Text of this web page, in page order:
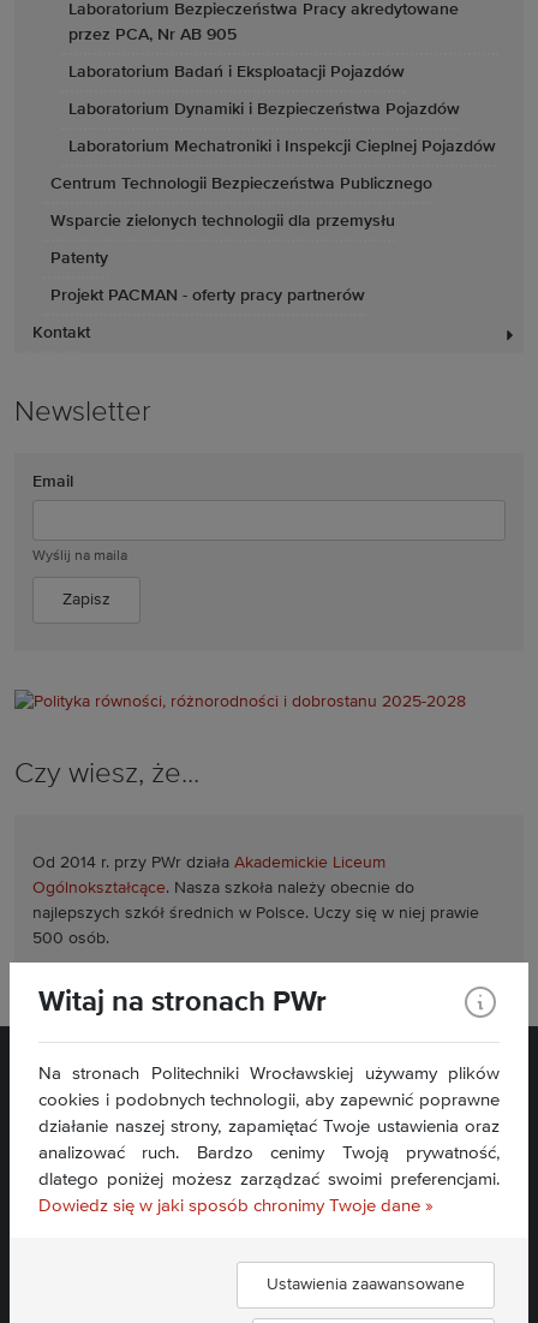
Laboratorium Bezpieczeństwa Pracy akredytowane
przez PCA, Nr AB 905
Laboratorium Badań i Eksploatacji Pojazdów
Laboratorium Dynamiki i Bezpieczeństwa Pojazdów
Laboratorium Mechatroniki i Inspekcji Cieplnej Pojazdów
Centrum Technologii Bezpieczeństwa Publicznego
Wsparcie zielonych technologii dla przemysłu
Patenty
Projekt PACMAN - oferty pracy partnerów
Kontakt
Newsletter
Email
Wyślij na maila
Czy wiesz, że...
Od 2014 r. przy PWr działa Akademickie Liceum
Ogólnokształcące. Nasza szkoła należy obecnie do
najlepszych szkół średnich w Polsce. Uczy się w niej prawie
500 osób.
Witaj na stronach PWr
Na stronach Politechniki Wrocławskiej używamy plików
cookies i podobnych technologii, aby zapewnić poprawne
działanie naszej strony, zapamiętać Twoje ustawienia oraz
analizować ruch. Bardzo cenimy Twoją prywatność,
dlatego poniżej możesz zarządzać swoimi preferencjami.
Dowiedz się w jaki sposób chronimy Twoje dane »
Ustawienia zaawansowane